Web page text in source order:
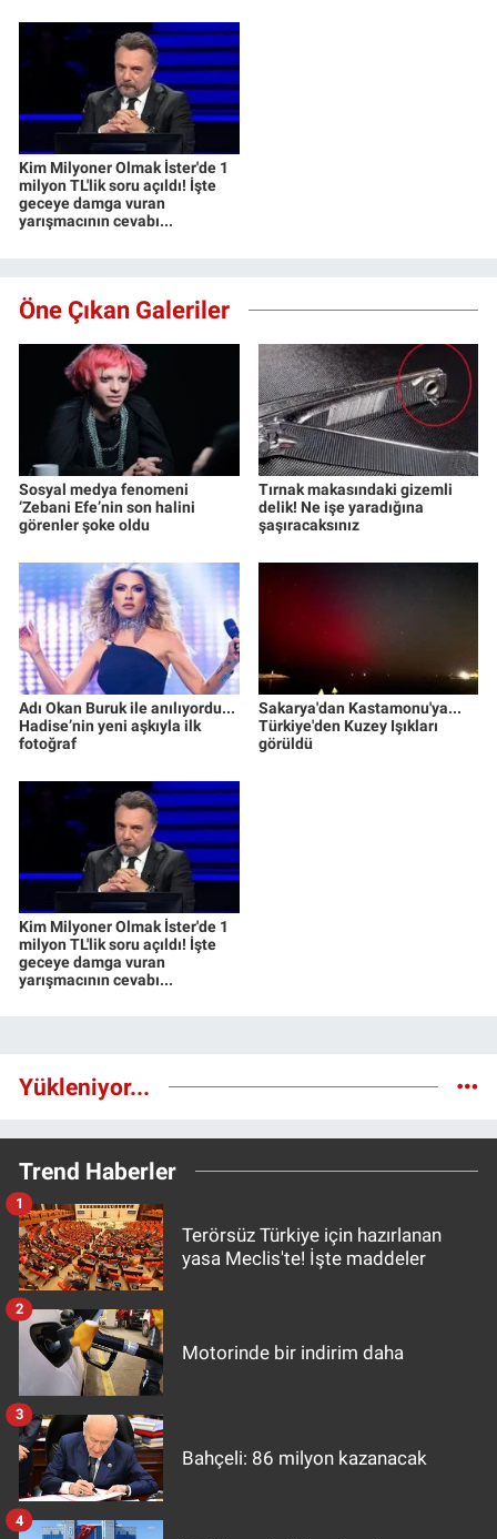
Kim Milyoner Olmak İster'de 1
milyon TL'lik soru açıldı! İşte
geceye damga vuran
yarışmacının cevabı...
Öne Çıkan Galeriler
Sosyal medya fenomeni
‘Zebani Efe’nin son halini
görenler şoke oldu
Tırnak makasındaki gizemli
delik! Ne işe yaradığına
şaşıracaksınız
Adı Okan Buruk ile anılıyordu...
Hadise’nin yeni aşkıyla ilk
fotoğraf
Sakarya'dan Kastamonu'ya...
Türkiye'den Kuzey Işıkları
görüldü
Kim Milyoner Olmak İster'de 1
milyon TL'lik soru açıldı! İşte
geceye damga vuran
yarışmacının cevabı...
Yükleniyor...
Trend Haberler
Terörsüz Türkiye için hazırlanan
yasa Meclis'te! İşte maddeler
1
Motorinde bir indirim daha
2
Bahçeli: 86 milyon kazanacak
3
4